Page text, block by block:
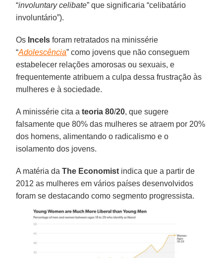
“involuntary celibate” que significaria “celibatário
involuntário”).
Os Incels foram retratados na minissérie
“Adolescência” como jovens que não conseguem
estabelecer relações amorosas ou sexuais, e
frequentemente atribuem a culpa dessa frustração às
mulheres e à sociedade.
A minissérie cita ateoria 80/20, que sugere
falsamente que 80% das mulheres se atraem por 20%
dos homens, alimentando o radicalismo e o
isolamento dos jovens.
A matéria daThe Economist indica que a partir de
2012 as mulheres em vários países desenvolvidos
foram se destacando como segmento progressista.